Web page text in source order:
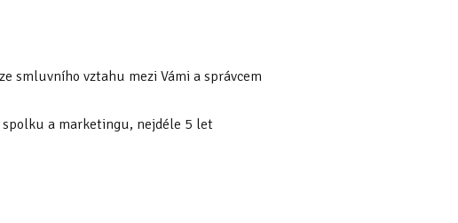
smluvního vztahu mezi Vámi a správcem
spolku a marketingu, nejdéle 5 let